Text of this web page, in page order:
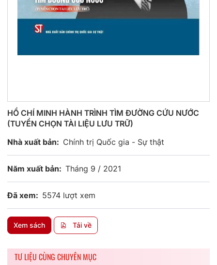
HỒ CHÍ MINH HÀNH TRÌNH TÌM ĐƯỜNG CỨU NƯỚC
(TUYỂN CHỌN TÀI LIỆU LƯU TRỮ)
Nhà xuất bản: Chính trị Quốc gia - Sự thật
Năm xuất bản: Tháng 9 / 2021
Đã xem: 5574 lượt xem
Xem sách Tải về
TƯ LIỆU CÙNG CHUYÊN MỤC